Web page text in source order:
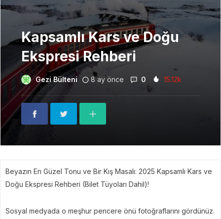
Kapsamlı Kars ve Doğu
Ekspresi Rehberi
Gezi Bülteni 8 ay önce 0 15.12k
Beyazın En Güzel Tonu ve Bir Kış Masalı: 2025 Kapsamlı Kars ve
Doğu Ekspresi Rehberi (Bilet Tüyoları Dahil)!
Sosyal medyada o meşhur pencere önü fotoğraflarını gördünüz.